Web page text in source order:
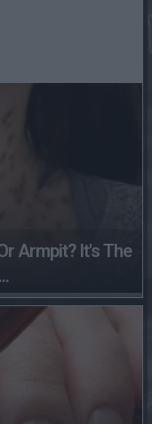
Armpit? It's The